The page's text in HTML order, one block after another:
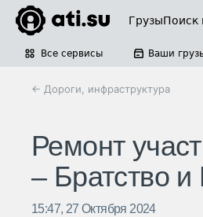
ГрузыПоиск
Все сервисы Ваши
← Дороги, инфраструктура
Ремонт
– Братство
15:47, 27 Октября 2024